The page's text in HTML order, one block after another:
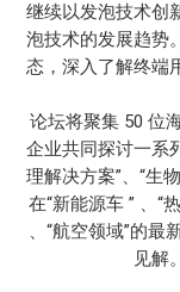
继续以发泡技术创
泡技术的发展趋势
态，深入了解终端
论坛将聚集 50 位
企业共同探讨一系
理解决方案”、“生
在“新能源车 ” 、“
、“航空领域”的最
见解